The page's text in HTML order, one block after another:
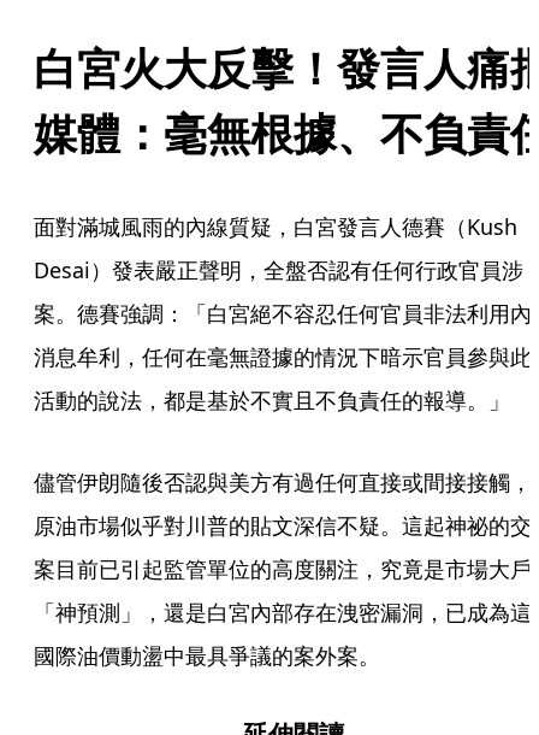
白宮火大反擊！發言人痛
媒體：毫無根據、不負責
面對滿城風雨的內線質疑，白宮發言人德賽（Kush
Desai）發表嚴正聲明，全盤否認有任何行政官員涉
案。德賽強調：「白宮絕不容忍任何官員非法利用內
消息牟利，任何在毫無證據的情況下暗示官員參與此
活動的說法，都是基於不實且不負責任的報導。」
儘管伊朗隨後否認與美方有過任何直接或間接接觸，
原油市場似乎對川普的貼文深信不疑。這起神祕的交
案目前已引起監管單位的高度關注，究竟是市場大戶
「神預測」，還是白宮內部存在洩密漏洞，已成為這
國際油價動盪中最具爭議的案外案。